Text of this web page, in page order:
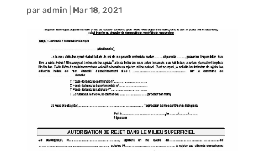
paradmin Mar 18, 2021